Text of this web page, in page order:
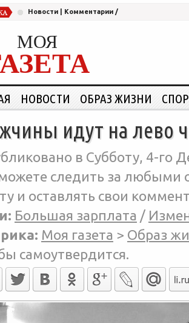
Новости Комментарии /
МОЯ
НОВОСТИ ОБРАЗ ЖИЗНИ
идут на лево
в Субботу, 4-го
следить за любыми
и оставлять свои
Большая зарплата /
Моя газета > Образ
самоутвердится.